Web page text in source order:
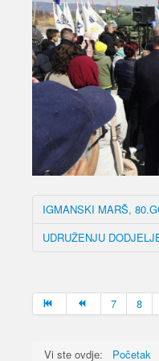
IGMANSKI MARŠ,
UDRUŽENJU
7 8
Vi ste ovdje: Početak